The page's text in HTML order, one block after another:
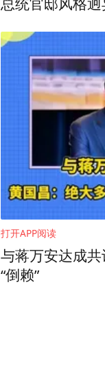
2024年台湾正
“蓝白合”破局
选人的民意支
打开APP阅读
与蒋万安达成
“倒赖”